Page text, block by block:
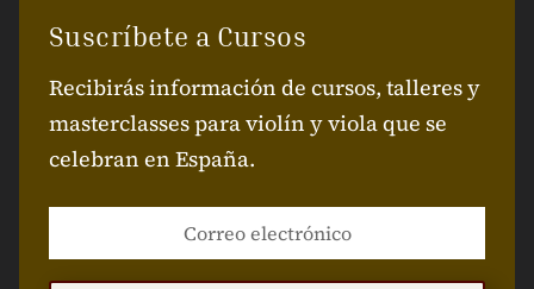
Suscríbete a Cursos
Recibirás información de cursos, talleres y
masterclasses para violín y viola que se
celebran en España.